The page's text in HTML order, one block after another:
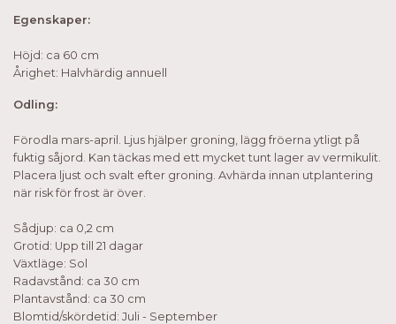
Egenskaper:
Höjd: ca 60 cm
Årighet: Halvhärdig annuell
Odling:
Förodla mars-april. Ljus hjälper groning, lägg fröerna ytligt på
fuktig såjord. Kan täckas med ett mycket tunt lager av vermikulit.
Placera ljust och svalt efter groning. Avhärda innan utplantering
när risk för frost är över.
Sådjup: ca 0,2 cm
Grotid: Upp till 21 dagar
Växtläge: Sol
Radavstånd: ca 30 cm
Plantavstånd: ca 30 cm
Blomtid/skördetid: Juli - September